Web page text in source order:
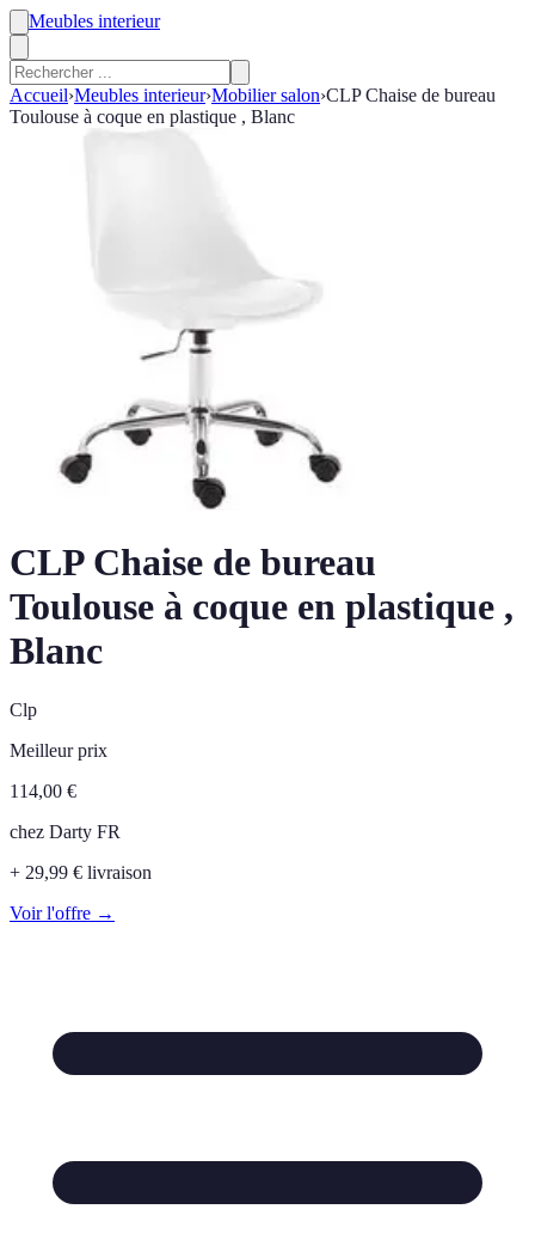
Meubles interieur
Accueil›Meubles interieur›Mobilier salon›CLP Chaise de bureau
Toulouse à coque en plastique , Blanc
CLP Chaise de bureau
Toulouse à coque en plastique ,
Blanc
Clp
Meilleur prix
114,00 €
chez Darty FR
+ 29,99 € livraison
Voir l'offre →